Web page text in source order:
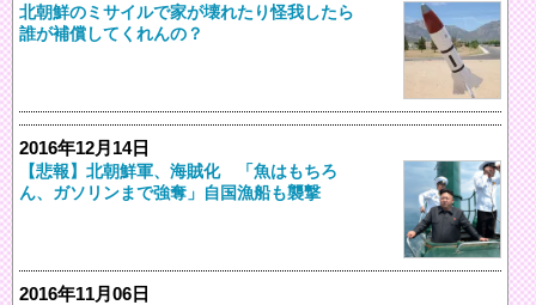
北朝鮮のミサイルで家が壊れたり怪我したら
誰が補償してくれんの？
2016年12月14日
【悲報】北朝鮮軍、海賊化 「魚はもちろ
ん、ガソリンまで強奪」自国漁船も襲撃
2016年11月06日